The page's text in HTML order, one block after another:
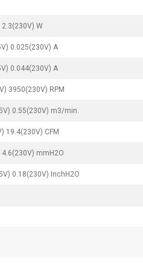
2.3(230V) W
0.025(230V) A
0.044(230V) A
3950(230V) RPM
0.55(230V) m3/min.
19.4(230V) CFM
4.6(230V) mmH2O
0.18(230V) InchH2O